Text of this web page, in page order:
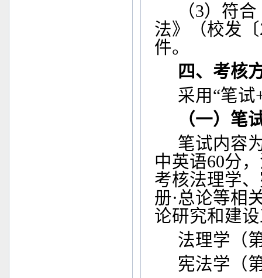
（3）符
法》（校发〔
件。
四、考核
采用“笔试
（一）笔
笔试内容
中英语60分，
考核法理学
册·总论等相
论研究和建
法理学（
宪法学（